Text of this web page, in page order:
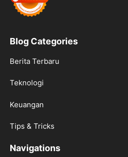
Blog Categories
Berita Terbaru
Teknologi
Keuangan
Tips & Tricks
Navigations